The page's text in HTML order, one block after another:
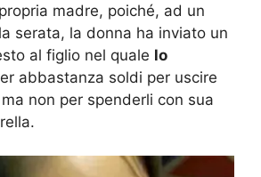
madre, poiché, ad un
serata, la donna ha inviato un
al figlio nel quale lo
abbastanza soldi per uscire
non per spenderli con sua